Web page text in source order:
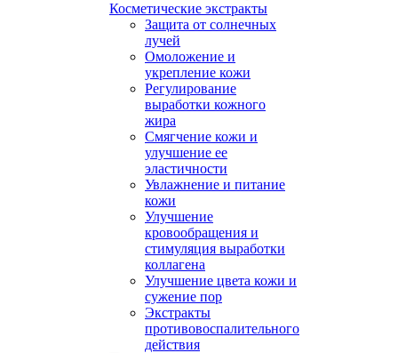
Косметические экстракты
Защита от солнечных
лучей
Омоложение и
укрепление кожи
Регулирование
выработки кожного
жира
Смягчение кожи и
улучшение ее
эластичности
Увлажнение и питание
кожи
Улучшение
кровообращения и
стимуляция выработки
коллагена
Улучшение цвета кожи и
сужение пор
Экстракты
противовоспалительного
действия